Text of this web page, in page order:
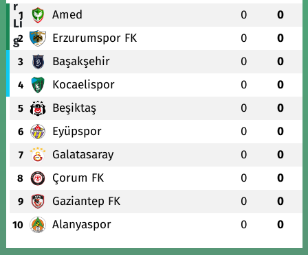
1 Amed 0 0
2 Erzurumspor FK 0 0
3 Başakşehir 0 0
4 Kocaelispor 0 0
5 Beşiktaş 0 0
6 Eyüpspor 0 0
7 Galatasaray 0 0
8 Çorum FK 0 0
9 Gaziantep FK 0 0
10 Alanyaspor 0 0